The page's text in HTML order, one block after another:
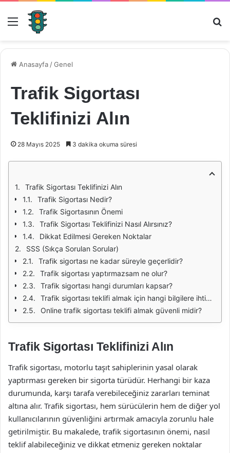
Menü
Anasayfa /Genel
Trafik Sigortası
Teklifinizi Alın
28 Mayıs 2025 3 dakika okuma süresi
Trafik Sigortası Teklifinizi Alın
Trafik Sigortası Nedir?
Trafik Sigortasının Önemi
Trafik Sigortası Teklifinizi Nasıl Alırsınız?
Dikkat Edilmesi Gereken Noktalar
SSS (Sıkça Sorulan Sorular)
Trafik sigortası ne kadar süreyle geçerlidir?
Trafik sigortası yaptırmazsam ne olur?
Trafik sigortası hangi durumları kapsar?
Trafik sigortası teklifi almak için hangi bilgilere ihtiyaç vardır?
Online trafik sigortası teklifi almak güvenli midir?
Trafik Sigortası Teklifinizi Alın
Trafik sigortası, motorlu taşıt sahiplerinin yasal olarak
yaptırması gereken bir sigorta türüdür. Herhangi bir kaza
durumunda, karşı tarafa verebileceğiniz zararları teminat
altına alır. Trafik sigortası, hem sürücülerin hem de diğer yol
kullanıcılarının güvenliğini artırmak amacıyla zorunlu hale
getirilmiştir. Bu makalede, trafik sigortasının önemi, nasıl
teklif alabileceğiniz ve dikkat etmeniz gereken noktalar